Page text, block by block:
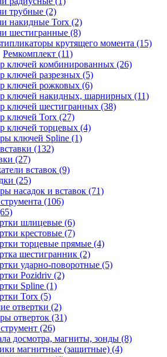
трубные (2)
накидные Torx (2)
шестигранные (8)
крутящего момента (15)
Ремкомплект (11)
ключей комбинированных (26)
ключей разрезных (5)
ключей рожковых (6)
ключей накидных, шарнирных (11)
ключей шестигранных (38)
ключей Torx (27)
ключей торцевых (4)
ключей Spline (1)
(132)
(27)
вставок (9)
(25)
насадок и вставок (71)
(106)
шлицевые (6)
крестовые (7)
торцевые прямые (4)
шестигранник (2)
ударно-поворотные (5)
Pozidriv (2)
Spline (1)
Torx (5)
отвертки (2)
отверток (31)
(26)
досмотра, магниты, зонды (8)
магнитные (защитные) (4)